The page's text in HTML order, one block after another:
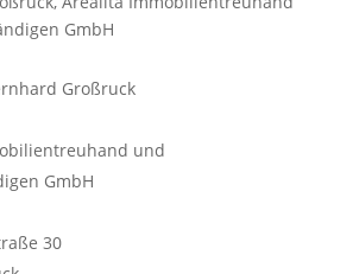
Großruck
und
GmbH
30